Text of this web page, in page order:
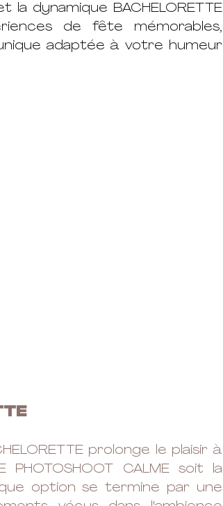
la dynamique BACHELORETTE
de fête mémorables,
adaptée à votre humeur
prolonge le plaisir à
CALME soit la
option se termine par une